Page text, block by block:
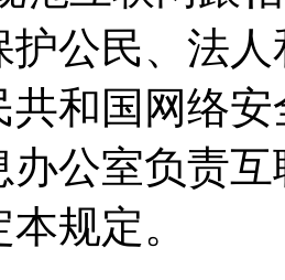
护公民、法
共和国网络
办公室负责
规定。